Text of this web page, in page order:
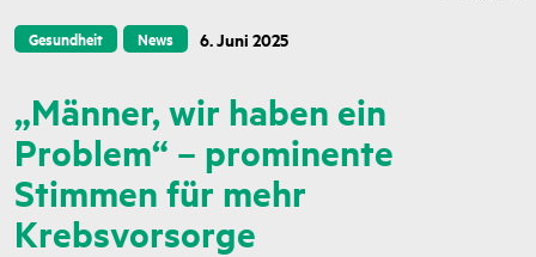
Gesundheit News 6. Juni 2025
„Männer, wir haben ein
Problem“ – prominente
Stimmen für mehr
Krebsvorsorge